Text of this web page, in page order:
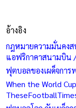
อ้างอิง
กฎหมายความมั่นคง
แอฟริกาคาสนามบิน
ฟุตบอลของเผด็จกา
When the World